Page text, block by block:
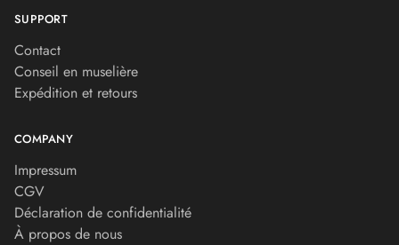
SUPPORT
Contact
Conseil en muselière
Expédition et retours
COMPANY
Impressum
CGV
Déclaration de confidentialité
À propos de nous